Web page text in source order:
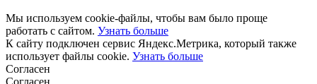
Мы используем cookie-файлы, чтобы вам было проще
работать с сайтом. Узнать больше
К сайту подключен сервис Яндекс.Метрика, который также
использует файлы cookie. Узнать больше
Согласен
Согласен